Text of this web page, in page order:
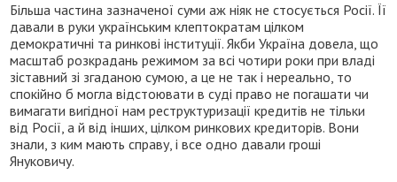
Більша частина зазначеної суми аж ніяк не стосується Росії. Її
давали в руки українським клептократам цілком
демократичні та ринкові інституції. Якби Україна довела, що
масштаб розкрадань режимом за всі чотири роки при владі
зіставний зі згаданою сумою, а це не так і нереально, то
спокійно б могла відстоювати в суді право не погашати чи
вимагати вигідної нам реструктуризації кредитів не тільки
від Росії, а й від інших, цілком ринкових кредиторів. Вони
знали, з ким мають справу, і все одно давали гроші
Януковичу.